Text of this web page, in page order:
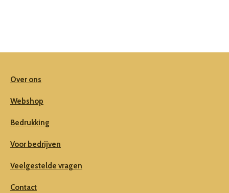
Over ons
Webshop
Bedrukking
Voor bedrijven
Veelgestelde vragen
Contact